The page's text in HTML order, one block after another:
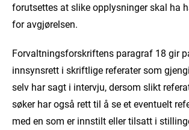
forutsettes at slike opplysninger skal ha
for avgjørelsen.
Forvaltningsforskriftens paragraf 18 gir
innsynsrett i skriftlige referater som
selv har sagt i intervju, dersom slikt
søker har også rett til å se et eventuelt
med en som er innstilt eller tilsatt i